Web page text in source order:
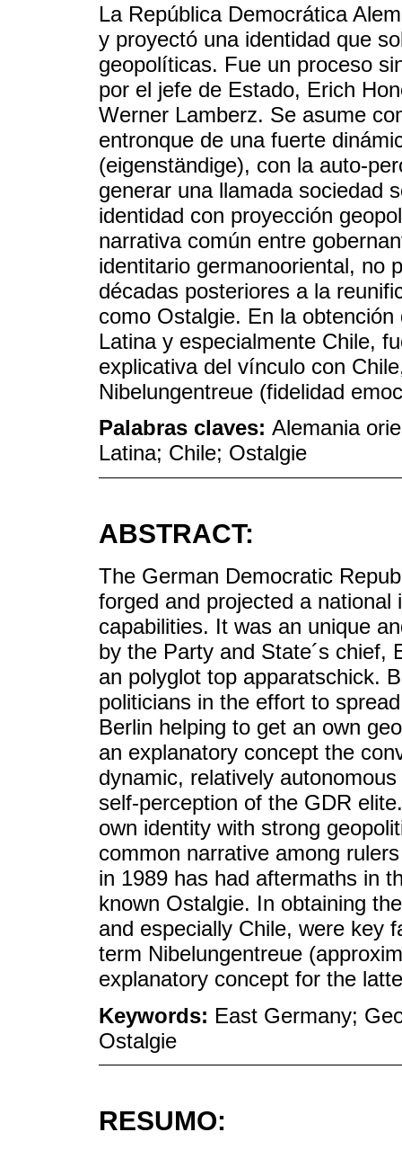
La República Democrática
y proyectó una identidad que
geopolíticas. Fue un proceso
por el jefe de Estado, Erich
Werner Lamberz. Se asume
entronque de una fuerte
(eigenständige), con la auto-
generar una llamada sociedad
identidad con proyección
narrativa común entre
identitario germanooriental, no
décadas posteriores a la
como Ostalgie. En la
Latina y especialmente Chile,
explicativa del vínculo con
Nibelungentreue (fidelidad
Palabras claves: Alemania
Latina; Chile; Ostalgie
ABSTRACT:
The German Democratic
forged and projected a
capabilities. It was an unique
by the Party and State´s chief,
an polyglot top apparatschick.
politicians in the effort to
Berlin helping to get an own
an explanatory concept the
dynamic, relatively
self-perception of the GDR
own identity with strong
common narrative among
in 1989 has had aftermaths in
known Ostalgie. In obtaining
and especially Chile, were key
term Nibelungentreue
explanatory concept for the
Keywords: East Germany;
Ostalgie
RESUMO: